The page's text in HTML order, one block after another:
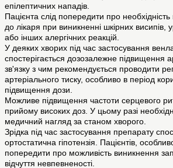
епілептичних нападів.
Пацієнта слід попередити про
до лікаря при виникненні шкірних висипів,
або інших алергічних реакцій.
У деяких хворих під час застосування
спостерігається дозозалежне підвищення
зв'язку з чим рекомендується проводити
артеріального тиску, особливо в період
підвищення дози.
Можливе підвищення частоти серцевого
прийому високих доз. У цьому разі
медичний нагляд за станом хворого.
Зрідка під час застосування препарату
ортостатична гіпотензія. Пацієнтів,
попередити про можливість виникнення
відчуття невпевненості.